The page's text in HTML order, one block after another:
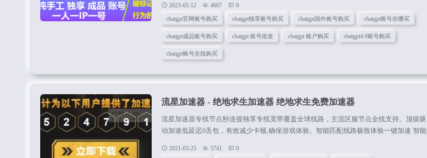
各种不同的功能，如社交技能，语言翻译，知识查询和娱乐等。用户可以通过文...
2023-05-12 4607
0
chatgpt官网账号购买
chatgpt独享账号购买 chatgpt国外账号购买 chatgpt账号在哪买
chatgpt成品账号购买 chatgpt 账号批发 chatgpt 账户购买 chatgpt4.0账号购买
chatgpt账号在线购买
流星加速器 - 绝地求生加速器 绝地求生免费加速器
流星加速器专线节点秒连接独享专线宽带覆盖全球线路，主流区服节点全线支持。顶级驱
动加速低延迟0丢包，有效减少卡顿,确保游戏体验。智能匹配线路极致体验一键加速 智能
2021-03-25 5741
0